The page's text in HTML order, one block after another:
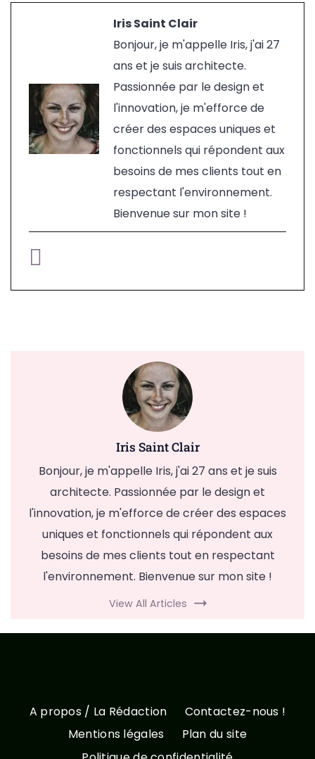
Iris Saint Clair
Bonjour, je m'appelle Iris, j'ai 27
ans et je suis architecte.
Passionnée par le design et
l'innovation, je m'efforce de
créer des espaces uniques et
fonctionnels qui répondent aux
besoins de mes clients tout en
respectant l'environnement.
Bienvenue sur mon site !
Iris Saint Clair
Bonjour, je m'appelle Iris, j'ai 27 ans et je suis
architecte. Passionnée par le design et
l'innovation, je m'efforce de créer des espaces
uniques et fonctionnels qui répondent aux
besoins de mes clients tout en respectant
l'environnement. Bienvenue sur mon site !
View All Articles
A propos / La Rédaction
Contactez-nous !
Mentions légales
Plan du site